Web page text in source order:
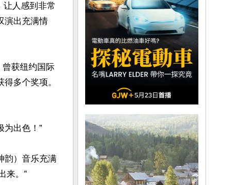
让人感到非常
演出充满情
曾获纽约国际
多个奖项。
为出色！”
韵）音乐充满
来。”